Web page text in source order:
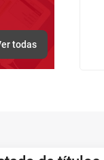
todas